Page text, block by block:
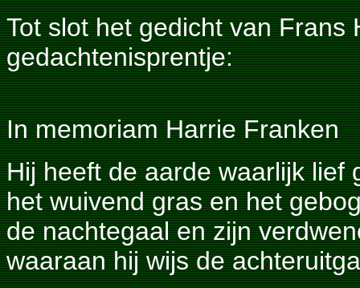
Tot slot het gedicht van Frans
gedachtenisprentje:
In memoriam Harrie Franken
Hij heeft de aarde waarlijk lief
het wuivend gras en het
de nachtegaal en zijn
waaraan hij wijs de